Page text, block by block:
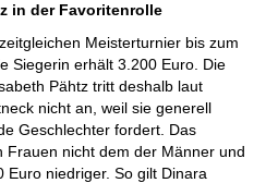
in der Favoritenrolle
Meisterturnier bis zum
Siegerin erhält 3.200 Euro. Die
Pähtz tritt deshalb laut
nicht an, weil sie generell
Geschlechter fordert. Das
Frauen nicht dem der Männer und
Euro niedriger. So gilt Dinara